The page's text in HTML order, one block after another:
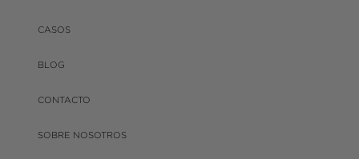
CASOS
BLOG
CONTACTO
SOBRE NOSOTROS